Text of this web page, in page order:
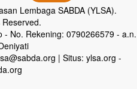
Lembaga SABDA (YLSA).
- No. Rekening: 0790266579 - a.n.
| Situs: ylsa.org -